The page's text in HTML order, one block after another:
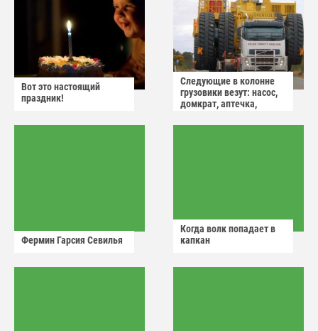
Вот это настоящий
праздник!
Следующие в колонне
грузовики везут: насос,
домкрат, аптечка,
Фермин Гарсия Севилья
Когда волк попадает в
капкан